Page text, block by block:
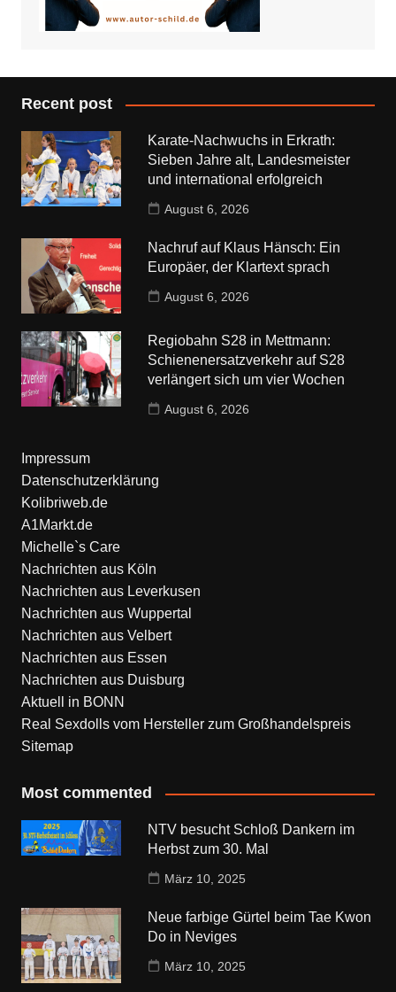
Recent post
Karate-Nachwuchs in Erkrath:
Sieben Jahre alt, Landesmeister
und international erfolgreich
August 6, 2026
Nachruf auf Klaus Hänsch: Ein
Europäer, der Klartext sprach
August 6, 2026
Regiobahn S28 in Mettmann:
Schienenersatzverkehr auf S28
verlängert sich um vier Wochen
August 6, 2026
Impressum
Datenschutzerklärung
Kolibriweb.de
A1Markt.de
Michelle`s Care
Nachrichten aus Köln
Nachrichten aus Leverkusen
Nachrichten aus Wuppertal
Nachrichten aus Velbert
Nachrichten aus Essen
Nachrichten aus Duisburg
Aktuell in BONN
Real Sexdolls vom Hersteller zum Großhandelspreis
Sitemap
Most commented
NTV besucht Schloß Dankern im
Herbst zum 30. Mal
März 10, 2025
Neue farbige Gürtel beim Tae Kwon
Do in Neviges
März 10, 2025